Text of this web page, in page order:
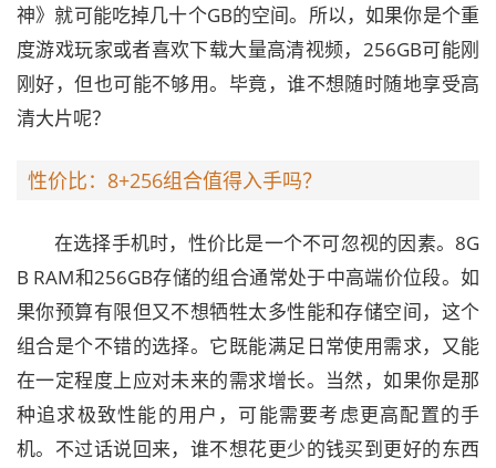
神》就可能吃掉几十个GB的空间。所以，如果你是个重
度游戏玩家或者喜欢下载大量高清视频，256GB可能刚
刚好，但也可能不够用。毕竟，谁不想随时随地享受高
清大片呢？
性价比：8+256组合值得入手吗？
在选择手机时，性价比是一个不可忽视的因素。8G
B RAM和256GB存储的组合通常处于中高端价位段。如
果你预算有限但又不想牺牲太多性能和存储空间，这个
组合是个不错的选择。它既能满足日常使用需求，又能
在一定程度上应对未来的需求增长。当然，如果你是那
种追求极致性能的用户，可能需要考虑更高配置的手
机。不过话说回来，谁不想花更少的钱买到更好的东西